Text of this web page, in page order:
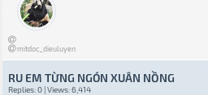
mitdoc_dieuluyen
RU EM TỪNG NGÓN XUÂN NỒNG
Replies: 0 | Views: 6,414